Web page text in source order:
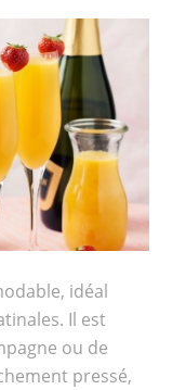
idéal
Il est
ou de
pressé,